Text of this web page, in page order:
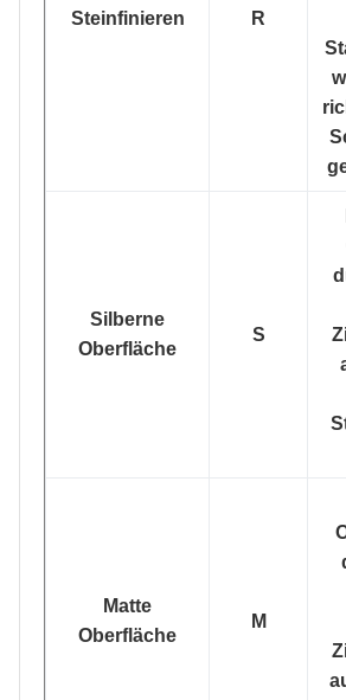
Steinfinieren R
Silberne
Oberfläche
S
Matte
Oberfläche
M